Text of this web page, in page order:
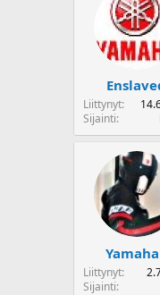
Liittynyt
Sijainti
Liittynyt
Sijainti